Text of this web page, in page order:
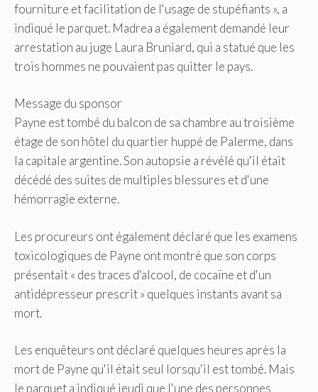
fourniture et facilitation de l'usage de stupéfiants », a
indiqué le parquet. Madrea a également demandé leur
arrestation au juge Laura Bruniard, qui a statué que les
trois hommes ne pouvaient pas quitter le pays.
Message du sponsor
Payne est tombé du balcon de sa chambre au troisième
étage de son hôtel du quartier huppé de Palerme, dans
la capitale argentine. Son autopsie a révélé qu'il était
décédé des suites de multiples blessures et d'une
hémorragie externe.
Les procureurs ont également déclaré que les examens
toxicologiques de Payne ont montré que son corps
présentait « des traces d'alcool, de cocaïne et d'un
antidépresseur prescrit » quelques instants avant sa
mort.
Les enquêteurs ont déclaré quelques heures après la
mort de Payne qu'il était seul lorsqu'il est tombé. Mais
le parquet a indiqué jeudi que l'une des personnes